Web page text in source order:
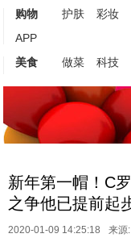
购物
护肤 彩妆
APP
美食
做菜 科技
新年第一帽！C
之争他已提前起
2020-01-09 14:25:18 来源: